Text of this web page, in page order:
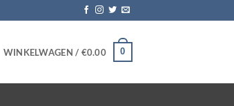
WINKELWAGEN / €0.00 0